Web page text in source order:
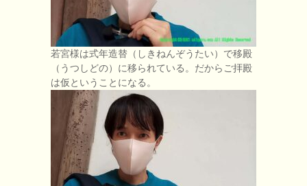
若宮様は式年造替（しきねんぞうたい）で移殿
（うつしどの）に移られている。だからご拝殿
は仮ということになる。